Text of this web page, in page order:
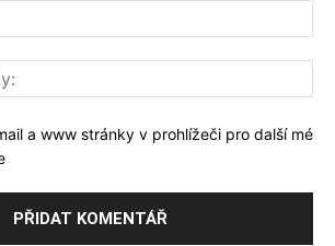
a www stránky v prohlížeči pro další mé